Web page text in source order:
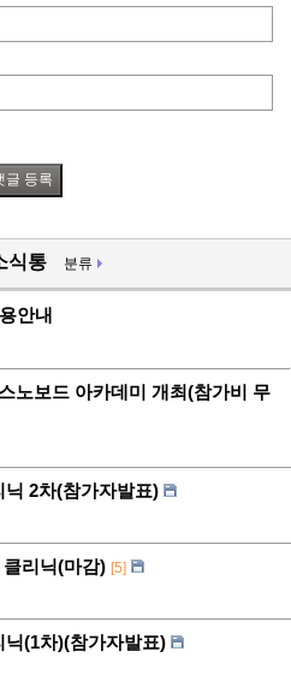
식통 분류
안내
노보드 아카데미 개최(참가비 무
2차(참가자발표)
리닉(마감) [5]
(1차)(참가자발표)